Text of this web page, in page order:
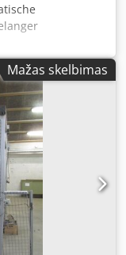
präzises
Anzeichnen.
dieser intuitive
für Säge-, Bohr-
über die USB-
importiert
Stromabstop zur
Mažas skelbimas